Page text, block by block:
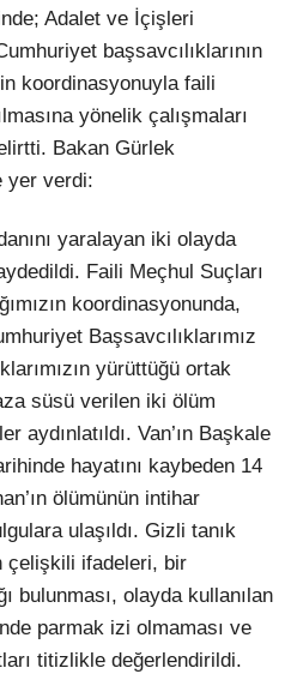
Adalet ve İçişleri
başsavcılıklarının
koordinasyonuyla faili
yönelik çalışmaları
Bakan Gürlek
yer verdi:
yaralayan iki olayda
Faili Meçhul Suçları
koordinasyonunda,
Başsavcılıklarımız
yürüttüğü ortak
süsü verilen iki ölüm
aydınlatıldı. Van’ın Başkale
hayatını kaybeden 14
ölümünün intihar
ulaşıldı. Gizli tanık
çelişkili ifadeleri, bir
bulunması, olayda kullanılan
parmak izi olmaması ve
titizlikle değerlendirildi.